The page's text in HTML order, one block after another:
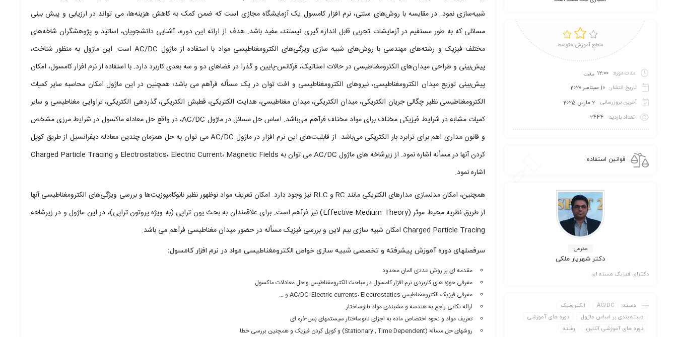
شبیه‌سازی نمود. در مقایسه با روش‌های سنتی، نرم افزار کامسول یک آزمایشگاه مجازی است که ضمن کمک به کاهش هزینه‌ها، می تواند در ارزیابی و پیش بینی
مسائلی که به طور مستقیم در آزمایشات تجربی قابل اندازه گیری نیستند، مفید باشد. هدف از ارائه این دوره، آشنایی دانشجویان، اساتید و پژوهشگران شاخه‌های
مختلف فیزیک و رشته‌های مهندسی با روش‌های شبیه سازی ویژگی‌های الکترومغناطیسی مواد با استفاده از ماژول AC/DC است. این ماژول به منظور شناخت،
پیش‌بینی و طراحی میدان‌های الکترومغناطیسی در حالات استاتیک، فرکانس-پایین و گذرا در فضاهای دو و سه بعدی کاربرد دارد. با استفاده از نرم افزار کامسول، امکان
پیش‌بینی توزیع میدان الکترومغناطیسی، نیروهای الکترومغناطیسی و افت توان در یک مسأله فرآهم می باشد؛ همچنین در این ماژول امکان محاسبه سایر کمیات
الکترومغناطیسی نظیر چگالی جریان الکتریکی، میدان الکتریکی، میدان مغناطیسی، هدایت الکتریکی، قطبش الکتریکی، گذردهی الکتریکی، تراوایی مغناطیسی و سایر
کمیات مشابه در شرایط فیزیکی مختلف برای مواد مختلف فرآهم می‌باشد. اساس حل مسائل در ماژول AC/DC، در واقع حل معادله ماکسول در شرایط مرزی مشخص
و قانون مداری اهم برای ترابرد بار الکتریکی می‌باشد. از قابلیت‌های این نرم افزار در ماژول AC/DC می توان به حل همزمان چندین معادله دیفرانسیل از طریق کوپل
کردن آنها در مسأله اشاره نمود. از زیرشاخه های ماژول AC/DC می توان به Electrostatics، Electric Current، Magnetic Fields و Charged Particle Tracing
اشاره نمود.
همچنین، امکان مدلسازی مدارهای الکتریکی مانند RC و RLC نیز وجود دارد. امکان تعریف مواد نوظهور نظیر نانوکامپوزیت‌ها و بررسی ویژگی‌های الکترومغناطیسی آنها
از طریق نظریه محیط موثر (Effective Medium Theory) نیز فرآهم است. برای علاقمندان به بحث یون تراپی (به ویژه پروتون تراپی)، در این ماژول و در زیرشاخه
Charged Particle Tracing امکان شبیه سازی بیم لاین و بررسی فیزیک مسأله در حضور میدان مغناطیسی فرآهم می باشد.
سرفصلهای دوره آموزش پیشرفته و تخصصی شبیه سازی خواص الکترومغناطیسی مواد در نرم افزار کامسول:
مقدمه ای بر روش عددی المان محدود
معرفی حوزه های کاربردی نرم افزار کامسول در مباحث الکترومغناطیس و حل معادلات ماکسول
معرفی فیزیک الکترومغناطیس AC/DC، Electric currents، Electrostatics و …
ارائه نکاتی راجع به هندسه و مشبندی مواد نانوساختار
تعریف مواد و نحوه اختصاص ماده به اجزای نانوساختار سیستمهای بَس-ذره ای
روشهای حل مسأله (Stationary , Time Dependent) و کوپل کردن فیزیک و همچنین بررسی خطا
سطح آموزش متوسط
مدت دوره: 12:00 ساعت
تاریخ انتشار: 10 سپتامبر 2020
آخرین بروزرسانی: 2 مارس 2025
تعداد بازدید: 2444
قوانین استفاده
مدرس
دکتر شهریار ملکی
دکترای فیزیک هسته ای
دسته: AC/DC
الکترونیک
دسته بندی بر اساس ماژول
دوره های آموزشی
دوره های آموزشی آنلاین
رشته